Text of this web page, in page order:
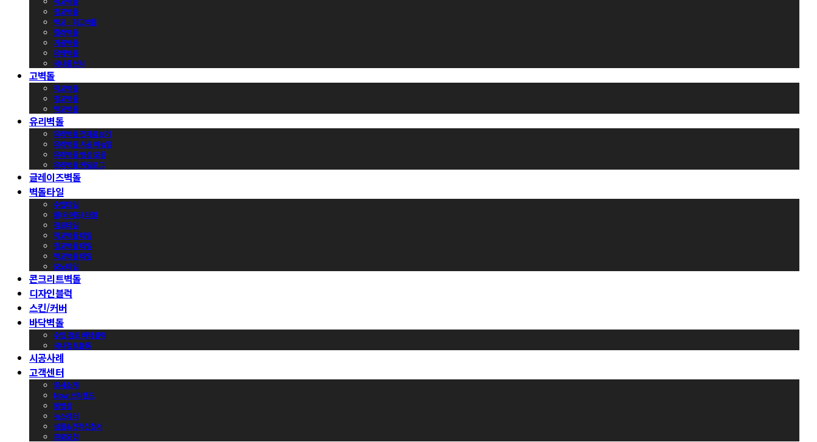
청고벽돌
백고ㆍ회고벽돌
컬러벽돌
가공벽돌
유약벽돌
국내롱브릭
고벽돌
적고벽돌
청고벽돌
백고벽돌
유리벽돌
유리벽돌 전제품보기
유리벽돌 시공 매뉴얼
유리벽돌 영상 모음
유리벽돌 카달로그
글레이즈벽돌
벽돌타일
수입타일
롱(와이드) 타일
점토타일
적고벽돌 타일
청고벽돌 타일
백고벽돌 타일
모노타일
콘크리트벽돌
디자인블럭
스킨/커버
바닥벽돌
수입 점토 바닥블럭
국내점토블록
시공사례
고객센터
회사소개
Now 브릭랜드
동영상
뉴스레터
샘플&견적신청서
프로모션